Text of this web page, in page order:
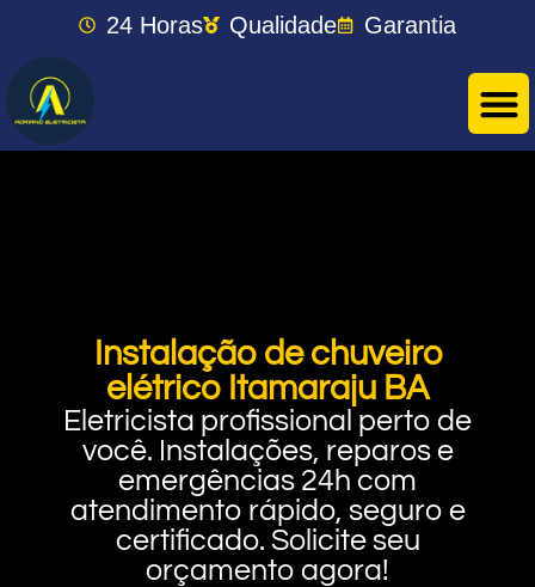
24 Horas Qualidade Garantia
Instalação de chuveiro
elétrico Itamaraju BA
Eletricista profissional perto de
você. Instalações, reparos e
emergências 24h com
atendimento rápido, seguro e
certificado. Solicite seu
orçamento agora!